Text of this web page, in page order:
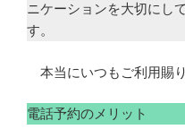
ニケーションを大切にし
す。
本当にいつもご利用賜
電話予約のメリット